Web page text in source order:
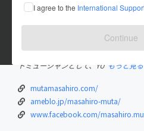
I agree to the International
Continue
在住国：日本 現在地：東京都
出身国：日本 出身地：未設定
牟田昌広（ムタマサヒロ）│1968/
度目のメジャーデビューしオリコン1
トミューシャンとして、YU もっと見る
mutamasahiro.com/
ameblo.jp/masahiro-muta/
www.facebook.com/